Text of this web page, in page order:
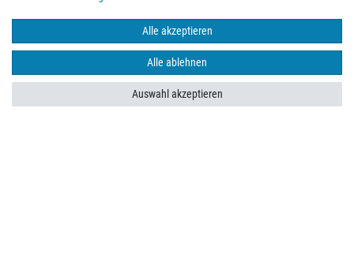
Alle akzeptieren
Alle ablehnen
Auswahl akzeptieren